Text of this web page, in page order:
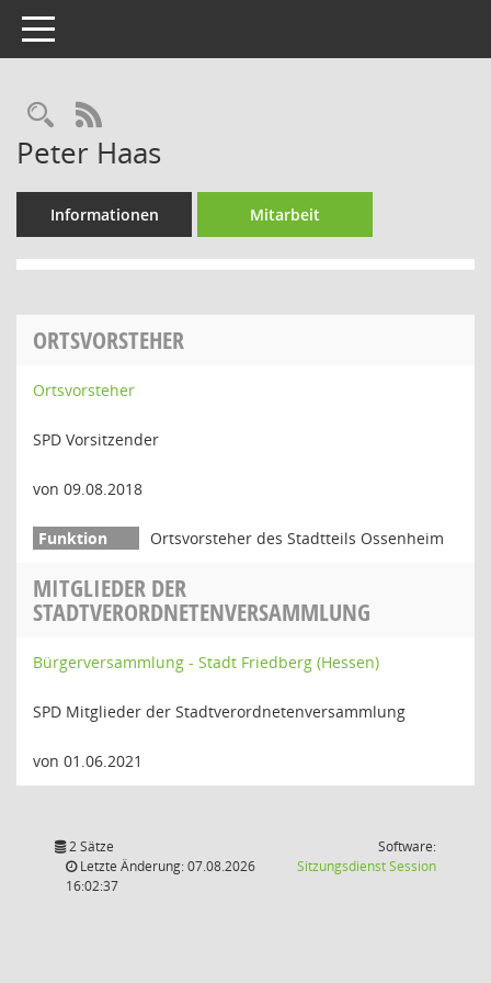
Toggle navigation
Rechercheauswahl
RSS-Feed
Peter Haas
Informationen Mitarbeit
ORTSVORSTEHER
Ortsvorsteher
SPD Vorsitzender
von 09.08.2018
Ortsvorsteher des Stadtteils Ossenheim
MITGLIEDER DER
STADTVERORDNETENVERSAMMLUNG
Bürgerversammlung - Stadt Friedberg (Hessen)
SPD Mitglieder der Stadtverordnetenversammlung
von 01.06.2021
2 Sätze
Letzte Änderung: 07.08.2026
16:02:37
Software:
SitzungsdienstSession(Wird in